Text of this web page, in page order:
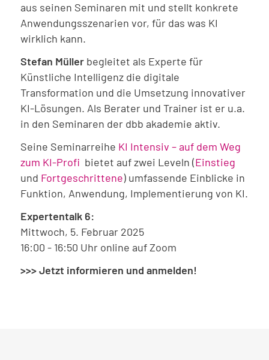
aus seinen Seminaren mit und stellt konkrete
Anwendungsszenarien vor, für das was KI
wirklich kann.
Stefan Müller begleitet als Experte für
Künstliche Intelligenz die digitale
Transformation und die Umsetzung innovativer
KI-Lösungen. Als Berater und Trainer ist er u.a.
in den Seminaren der dbb akademie aktiv.
Seine Seminarreihe KI Intensiv – auf dem Weg
zum KI-Profi bietet auf zwei Leveln (Einstieg
und Fortgeschrittene) umfassende Einblicke in
Funktion, Anwendung, Implementierung von KI.
Expertentalk 6:
Mittwoch, 5. Februar 2025
16:00 - 16:50 Uhr online auf Zoom
>>> Jetzt informieren und anmelden!